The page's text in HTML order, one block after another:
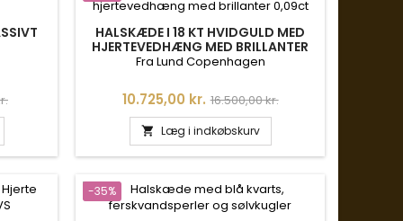
HALSKÆDE I 18 KT HVIDGULD MED
HJERTEVEDHÆNG MED BRILLANTER
0,09CT
Fra Lund Copenhagen
Pris
10.725,00 kr. Normalpris
16.500,00 kr.
 Læg i indkøbskurv
-35%